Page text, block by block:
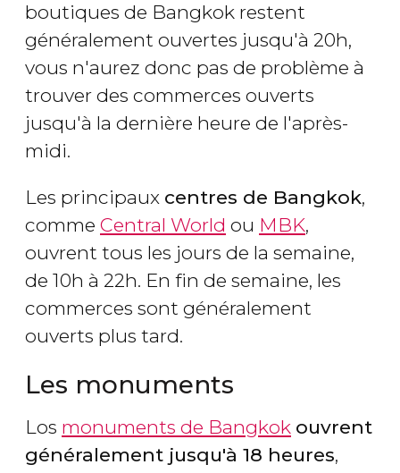
boutiques de Bangkok restent
généralement ouvertes jusqu'à 20h,
vous n'aurez donc pas de problème à
trouver des commerces ouverts
jusqu'à la dernière heure de l'après-
midi.
Les principaux centres de Bangkok,
comme Central World ou MBK,
ouvrent tous les jours de la semaine,
de 10h à 22h. En fin de semaine, les
commerces sont généralement
ouverts plus tard.
Les monuments
Los monuments de Bangkok ouvrent
généralement jusqu'à 18 heures,